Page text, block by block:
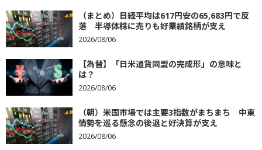
（まとめ）日経平均は617円安の65,683円で反
落 半導体株に売りも好業績銘柄が支え
2026/08/06
【為替】「日米通貨同盟の完成形」の意味と
は？
2026/08/06
（朝）米国市場では主要3指数がまちまち 中東
情勢を巡る懸念の後退と好決算が支え
2026/08/06